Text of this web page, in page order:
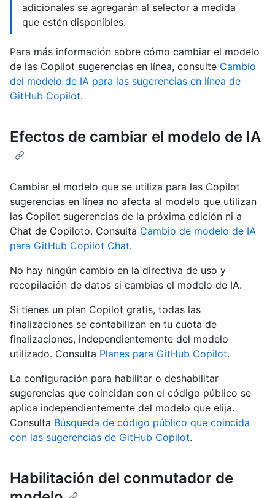
adicionales se agregarán al selector a medida
que estén disponibles.
Para más información sobre cómo cambiar el modelo
de las Copilot sugerencias en línea, consulte Cambio
del modelo de IA para las sugerencias en línea de
GitHub Copilot.
Efectos de cambiar el modelo de IA
Cambiar el modelo que se utiliza para las Copilot
sugerencias en línea no afecta al modelo que utilizan
las Copilot sugerencias de la próxima edición ni a
Chat de Copiloto. Consulta Cambio de modelo de IA
para GitHub Copilot Chat.
No hay ningún cambio en la directiva de uso y
recopilación de datos si cambias el modelo de IA.
Si tienes un plan Copilot gratis, todas las
finalizaciones se contabilizan en tu cuota de
finalizaciones, independientemente del modelo
utilizado. Consulta Planes para GitHub Copilot.
La configuración para habilitar o deshabilitar
sugerencias que coincidan con el código público se
aplica independientemente del modelo que elija.
Consulta Búsqueda de código público que coincida
con las sugerencias de GitHub Copilot.
Habilitación del conmutador de